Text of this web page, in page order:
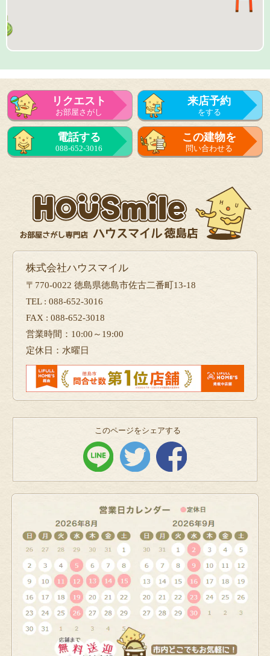
リクエスト
お部屋さがし
来店予約
をする
来店予約
をする
電話する
088-652-3016
この建物を
問い合わせる
株式会社ハウスマイル
〒770-0022 徳島県徳島市佐古二番町13-18
TEL : 088-652-3016
FAX : 088-652-3018
営業時間：10:00～19:00
定休日：水曜日
このページをシェアする